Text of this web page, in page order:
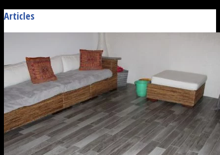
Articles